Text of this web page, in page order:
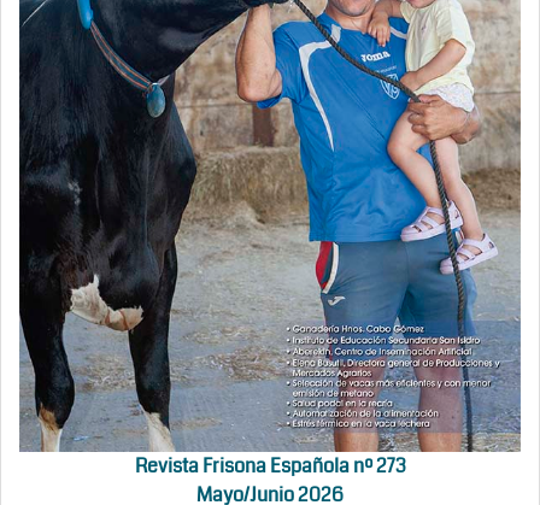
Revista Frisona Española nº 273
Mayo/Junio 2026